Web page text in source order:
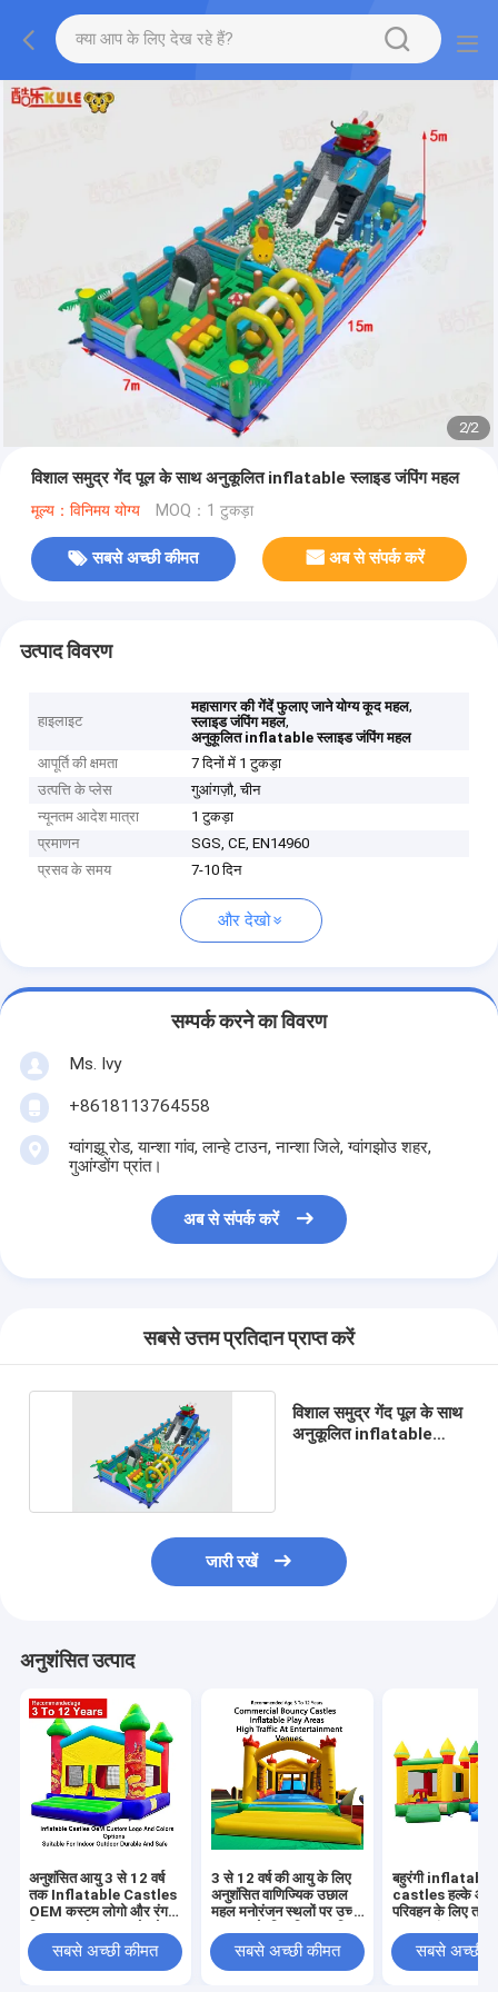
2/2
विशाल समुद्र गेंद पूल के साथ अनुकूलित inflatable स्लाइड जंपिंग महल
मूल्य：विनिमय योग्य MOQ：1 टुकड़ा
सबसे अच्छी कीमत अब से संपर्क करें
उत्पाद विवरण
हाइलाइट
महासागर की गेंदें फुलाए जाने योग्य कूद महल,
स्लाइड जंपिंग महल,
अनुकूलित inflatable स्लाइड जंपिंग महल
आपूर्ति की क्षमता
7 दिनों में 1 टुकड़ा
उत्पत्ति के प्लेस
गुआंगज़ौ, चीन
न्यूनतम आदेश मात्रा
1 टुकड़ा
प्रमाणन
SGS, CE, EN14960
प्रसव के समय
7-10 दिन
और देखो
सम्पर्क करने का विवरण
Ms. Ivy
+8618113764558
ग्वांगझू रोड, यान्शा गांव, लान्हे टाउन, नान्शा जिले, ग्वांगझोउ शहर,
गुआंग्डोंग प्रांत।
अब से संपर्क करें
सबसे उत्तम प्रतिदान प्राप्त करें
विशाल समुद्र गेंद पूल के साथ
अनुकूलित inflatable
जारी रखें
अनुशंसित उत्पाद
अनुशंसित आयु 3 से 12 वर्ष
तक Inflatable Castles
OEM कस्टम लोगो और रंग
लिए उपयुक्त टिकाऊ और
सुरक्षित
सबसे अच्छी कीमत
3 से 12 वर्ष की आयु के लिए
अनुशंसित वाणिज्यिक उछाल
महल मनोरंजन स्थलों पर उच्च
गए inflatable खेल क्षेत्र
सबसे अच्छी कीमत
बहुरंगी inflatable
castles हल्के और
परिवहन के लिए तह
के साथ घटनाओं और
के लिए आदर्श
सबसे अच्छी